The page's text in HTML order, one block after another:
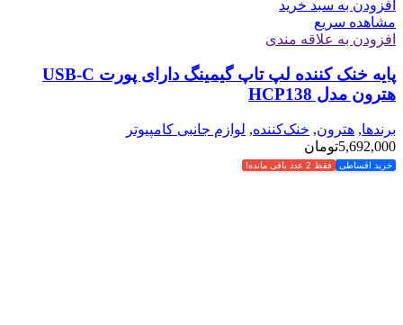
افزودن به سبد خرید
مشاهده سریع
افزودن به علاقه مندی
پایه خنک کننده لپ تاپ گیمینگ دارای پورت USB-C
هترون مدل HCP138
برندها, هترون, خنک‌کننده, لوازم جانبی کامپیوتر
5,692,000تومان
خرید اقساطی فقط 2 عدد باقی مانده!